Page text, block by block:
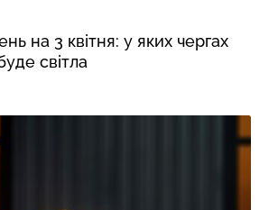
на 3 квітня: у яких чергах
світла